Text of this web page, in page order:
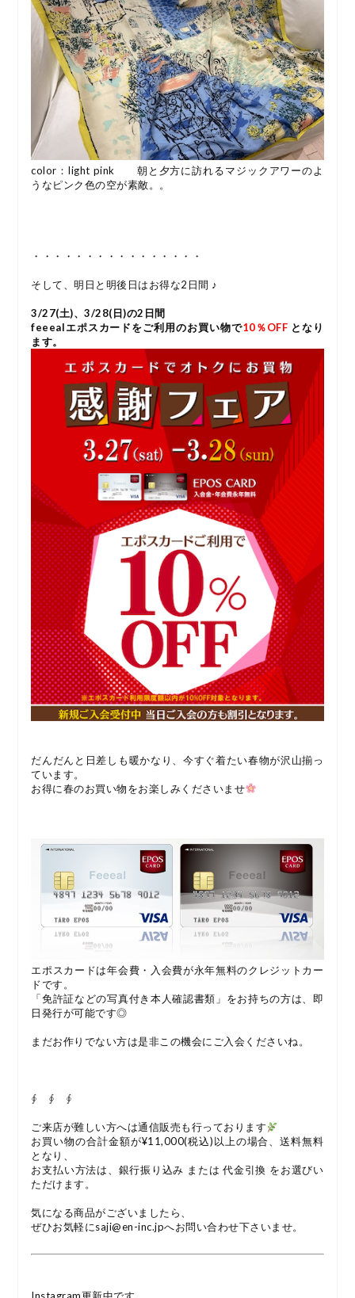
color：light pink 朝と夕方に訪れるマジックアワーのよ
うなピンク色の空が素敵。。
・・・・・・・・・・・・・・・・
そして、明日と明後日はお得な2日間 ♪
3/27(土)、3/28(日)の2日間
feeealエポスカードをご利用のお買い物で10％OFF となり
ます。
だんだんと日差しも暖かなり、今すぐ着たい春物が沢山揃っ
ています。
お得に春のお買い物をお楽しみくださいませ
エポスカードは年会費・入会費が永年無料のクレジットカー
ドです。
「免許証などの写真付き本人確認書類」をお持ちの方は、即
日発行が可能です◎
まだお作りでない方は是非この機会にご入会くださいね。
∮ ∮ ∮
ご来店が難しい方へは通信販売も行っております
お買い物の合計金額が¥11,000(税込)以上の場合、送料無料
となり、
お支払い方法は、銀行振り込み または 代金引換 をお選びい
ただけます。
気になる商品がございましたら、
ぜひお気軽にsaji@en-inc.jpへお問い合わせ下さいませ。